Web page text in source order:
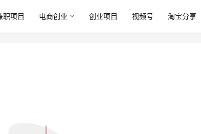
职项目 电商创业 创业项目 视频号 淘宝分享